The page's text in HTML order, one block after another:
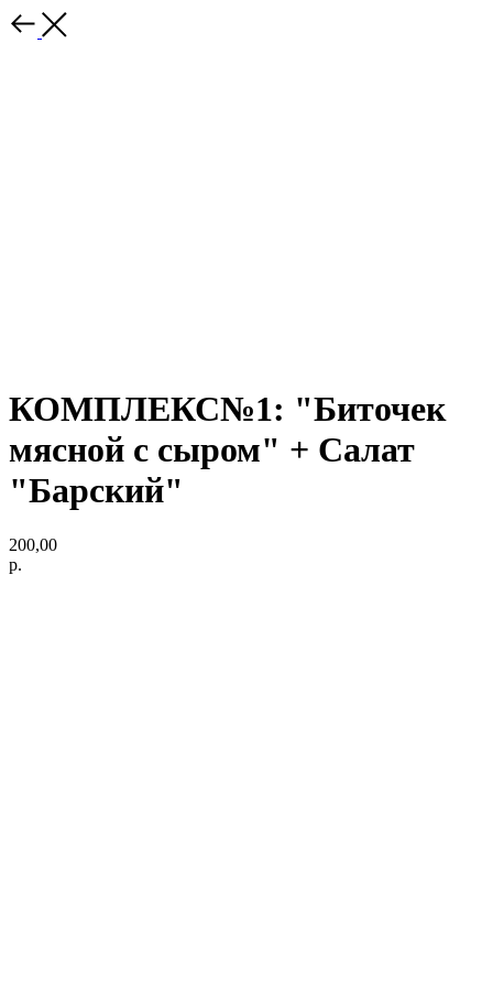
КОМПЛЕКС№1: "Биточек
мясной с сыром" + Салат
"Барский"
200,00
р.